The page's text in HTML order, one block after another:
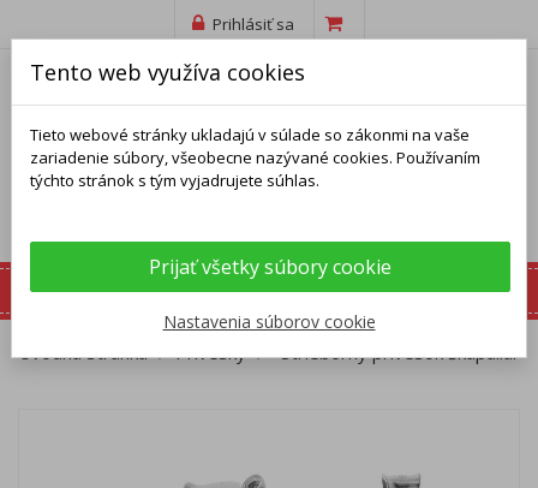
Prihlásiť sa
Úvodná stránka Prívesky Strieborný prívesok Škapuliar
Tento web využíva cookies
Tieto webové stránky ukladajú v súlade so zákonmi na vaše
zariadenie súbory, všeobecne nazývané cookies. Používaním
týchto stránok s tým vyjadrujete súhlas.
Prijať všetky súbory cookie
Nastavenia súborov cookie